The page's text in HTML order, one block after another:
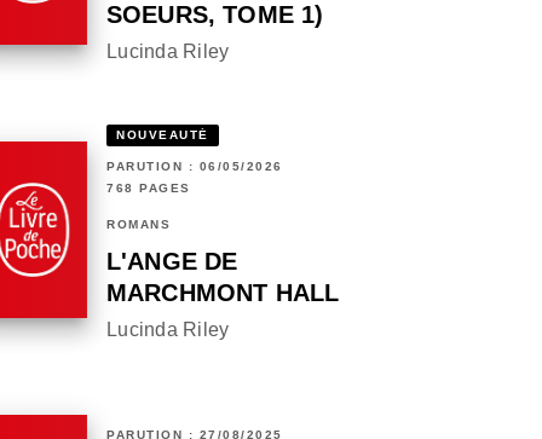
SOEURS, TOME 1)
Lucinda Riley
NOUVEAUTÉ
PARUTION : 06/05/2026
768 PAGES
ROMANS
L'ANGE DE
MARCHMONT HALL
Lucinda Riley
PARUTION : 27/08/2025